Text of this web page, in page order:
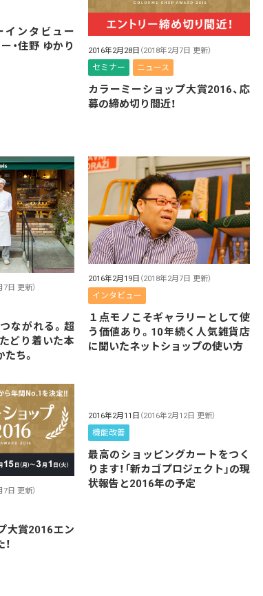
インタビュー
・住野 ゆかり
2016年2月28日 （2018年2月7日 更新）
セミナー ニュース
カラーミーショップ大賞2016、応
募の締め切り間近！
7日 更新）
ながれる。超
どり着いた本
ち。
2016年2月19日 （2018年2月7日 更新）
インタビュー
１点モノこそギャラリーとして使
う価値あり。10年続く人気雑貨店
に聞いたネットショップの使い方
7日 更新）
大賞2016エン
2016年2月11日 （2016年2月12日 更新）
機能改善
最高のショッピングカートをつく
ります！「新カゴプロジェクト」の現
状報告と2016年の予定